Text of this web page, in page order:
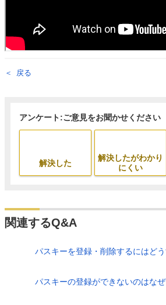
戻る
アンケート:ご意見をお聞かせください
解決した
解決したがわかり
にくい
関連するQ&A
パスキーを登録・削除するにはど
パスキーの登録ができないのはな